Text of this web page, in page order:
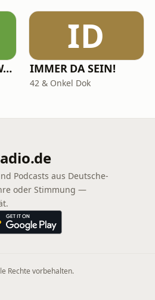
Alexander Roger Wolf - 🎙 Get the Job – Der Podcast für starke Präsenz vor der Kamera & auf Social Media
ID
IMMER DA SEIN!
42 & Onkel Dok
Podcasts aus Deutsche-
oder Stimmung —
Rechte vorbehalten.